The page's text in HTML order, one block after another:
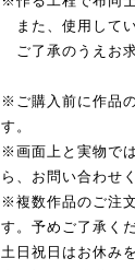
また、使用して
ご了承のうえお
※ご購入前に作品
す。
※画面上と実物で
ら、お問い合わせ
※複数作品のご注
す。予めご了承く
土日祝日はお休み